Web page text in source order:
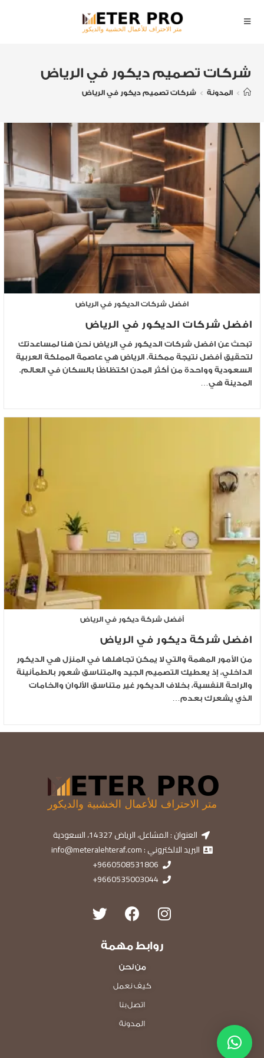
شركات تصميم ديكور في الرياض
> المدونة > شركات تصميم ديكور في الرياض
افضل شركات الديكور في الرياض
افضل شركات الديكور في الرياض
تبحث عن افضل شركات الديكور في الرياض نحن هنا لمساعدتك
لتحقيق أفضل نتيجة ممكنة. الرياض هي عاصمة المملكة العربية
السعودية وواحدة من أكثر المدن اكتظاظًا بالسكان في العالم.
المدينة هي…
أفضل شركة ديكور في الرياض
افضل شركة ديكور في الرياض
من الأمور المهمة والتي لا يمكن تجاهلها في المنزل هي الديكور
الداخلي، إذ يعطيك التصميم الجيد والمتناسق شعور بالطمأنينة
والراحة النفسية، بخلاف الديكور غير متناسق الألوان والخامات
الذي يشعرك بعدم…
العنوان : المشاعل، الرياض 14327، السعودية
البريد الالكتروني : info@meteralehteraf.com
9660508531806+
9660535003044+
روابط مهمة
من نحن
كيف نعمل
اتصل بنا
المدونة